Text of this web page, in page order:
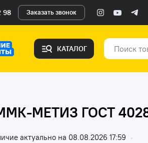
98 Заказать звонок
КАТАЛОГ
ММК-МЕТИЗ ГОСТ
актуально на 08.08.2026 17:59 •